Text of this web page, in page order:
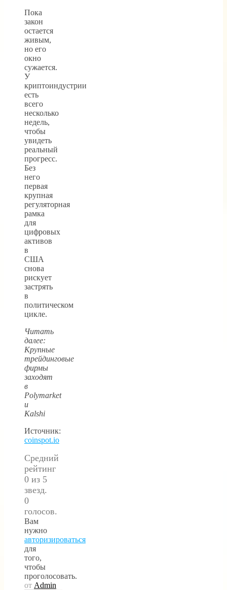
Пока
закон
остается
живым,
но его
окно
сужается.
У
криптоиндустрии
есть
всего
несколько
недель,
чтобы
увидеть
реальный
прогресс.
Без
него
первая
крупная
регуляторная
рамка
для
цифровых
активов
в
США
снова
рискует
застрять
в
политическом
цикле.
Читать
далее:
Крупные
трейдинговые
фирмы
заходят
в
Polymarket
и
Kalshi
Источник:
coinspot.io
Средний
рейтинг
0 из 5
звезд.
0
голосов.
Вам
нужно
авторизироваться
для
того,
чтобы
проголосовать.
от Admin